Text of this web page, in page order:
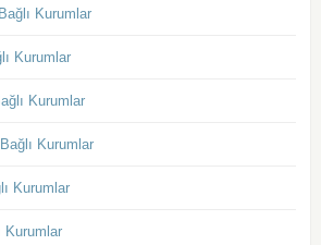
Kurumlar
Kurumlar
Kurumlar
Kurumlar
Kurumlar
Kurumlar